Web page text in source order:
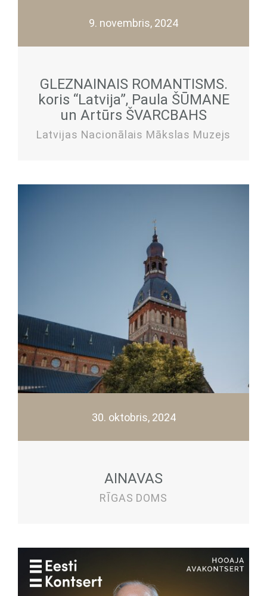
9. novembris, 2024
GLEZNAINAIS ROMANTISMS.
koris “Latvija”, Paula ŠŪMANE
un Artūrs ŠVARCBAHS
Latvijas Nacionālais Mākslas Muzejs
30. oktobris, 2024
AINAVAS
RĪGAS DOMS